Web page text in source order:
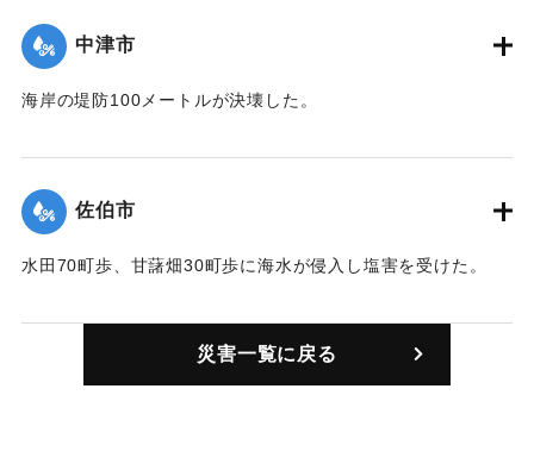
中津市
海岸の堤防100メートルが決壊した。
｜固有コード:00501001
佐伯市
水田70町歩、甘藷畑30町歩に海水が侵入し塩害を受けた。
｜固有コード:00501002
災害一覧に戻る